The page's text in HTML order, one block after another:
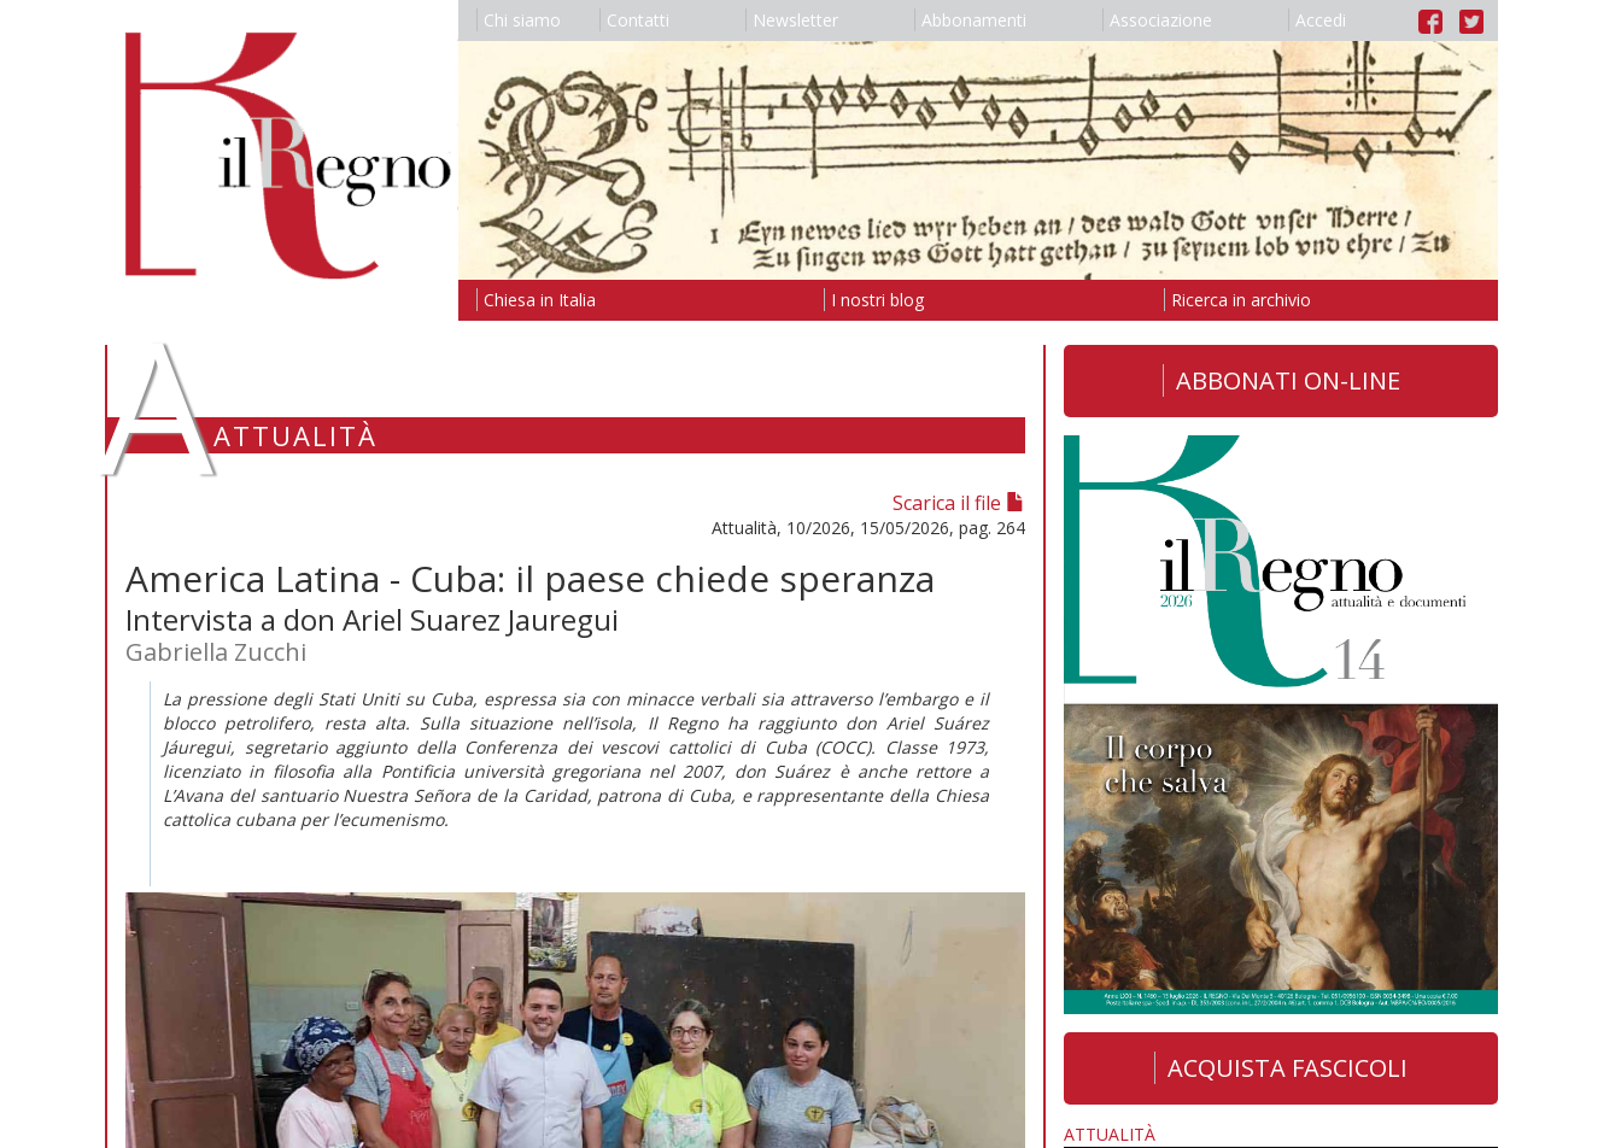
Chi siamo Contatti Newsletter Abbonamenti Associazione Accedi
Chiesa in Italia I nostri blog Ricerca in archivio
AATTUALITÀ
Scarica il file
Attualità, 10/2026, 15/05/2026, pag. 264
America Latina - Cuba: il paese chiede speranza
Intervista a don Ariel Suarez Jauregui
Gabriella Zucchi
La pressione degli Stati Uniti su Cuba, espressa sia con minacce verbali sia attraverso l’embargo e il
blocco petrolifero, resta alta. Sulla situazione nell’isola, Il Regno ha raggiunto don Ariel Suárez
Jáuregui, segretario aggiunto della Conferenza dei vescovi cattolici di Cuba (COCC). Classe 1973,
licenziato in filosofia alla Pontificia università gregoriana nel 2007, don Suárez è anche rettore a
L’Avana del santuario Nuestra Señora de la Caridad, patrona di Cuba, e rappresentante della Chiesa
cattolica cubana per l’ecumenismo.
ABBONATI ON-LINE
ACQUISTA FASCICOLI
ATTUALITÀ